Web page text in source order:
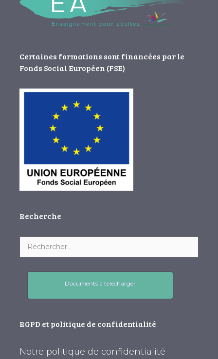
Certaines formations sont financées par le
Fonds Social Européen (FSE)
Recherche
Documents à télécharger
RGPD et politique de confidentialité
Notre politique de confidentialité